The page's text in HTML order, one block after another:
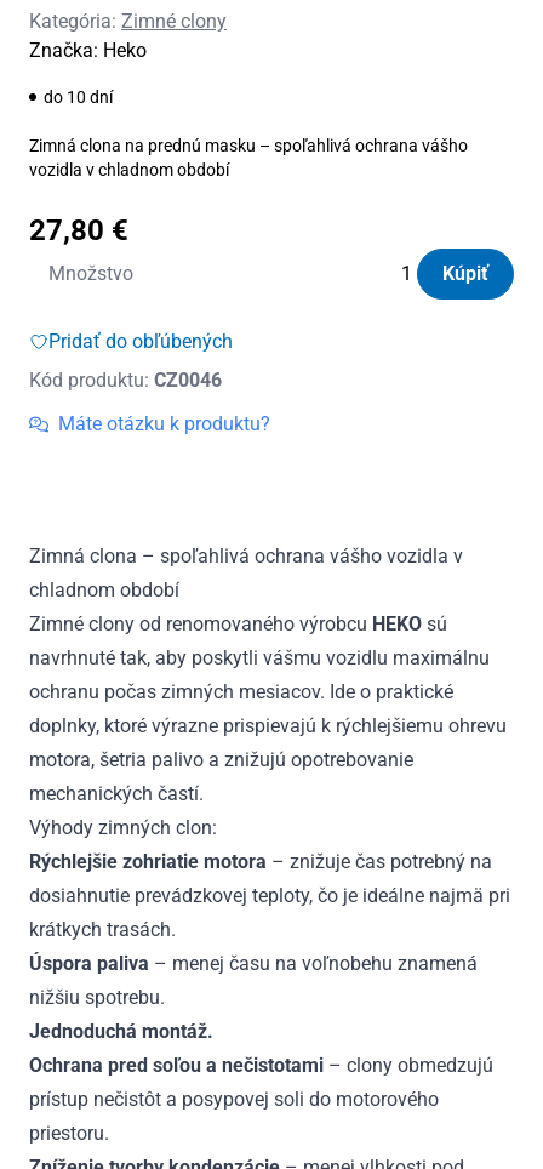
Kategória: Zimné clony
Značka: Heko
do 10 dní
Zimná clona na prednú masku – spoľahlivá ochrana vášho
vozidla v chladnom období
27,80 €
Množstvo
množstvo
zimná
Škoda
Octavia
Kúpiť
Pridať do obľúbených
Kód produktu: CZ0046
Máte otázku k produktu?
Zimná clona – spoľahlivá ochrana vášho vozidla v
chladnom období
Zimné clony od renomovaného výrobcu HEKO sú
navrhnuté tak, aby poskytli vášmu vozidlu maximálnu
ochranu počas zimných mesiacov. Ide o praktické
doplnky, ktoré výrazne prispievajú k rýchlejšiemu ohrevu
motora, šetria palivo a znižujú opotrebovanie
mechanických častí.
Výhody zimných clon:
Rýchlejšie zohriatie motora – znižuje čas potrebný na
dosiahnutie prevádzkovej teploty, čo je ideálne najmä pri
krátkych trasách.
Úspora paliva – menej času na voľnobehu znamená
nižšiu spotrebu.
Jednoduchá montáž.
Ochrana pred soľou a nečistotami – clony obmedzujú
prístup nečistôt a posypovej soli do motorového
priestoru.